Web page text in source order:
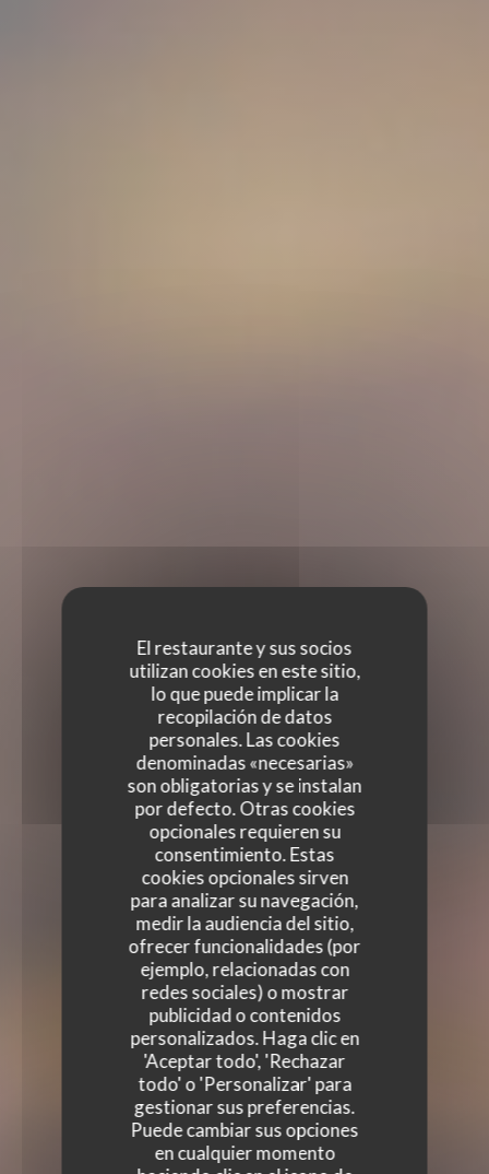
El restaurante y sus socios
utilizan cookies en este sitio,
lo que puede implicar la
recopilación de datos
personales. Las cookies
denominadas «necesarias»
son obligatorias y se instalan
por defecto. Otras cookies
opcionales requieren su
consentimiento. Estas
cookies opcionales sirven
para analizar su navegación,
medir la audiencia del sitio,
ofrecer funcionalidades (por
ejemplo, relacionadas con
redes sociales) o mostrar
publicidad o contenidos
personalizados. Haga clic en
'Aceptar todo', 'Rechazar
todo' o 'Personalizar' para
gestionar sus preferencias.
Puede cambiar sus opciones
en cualquier momento